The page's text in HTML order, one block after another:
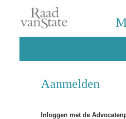
Aanmelden
Inloggen met de